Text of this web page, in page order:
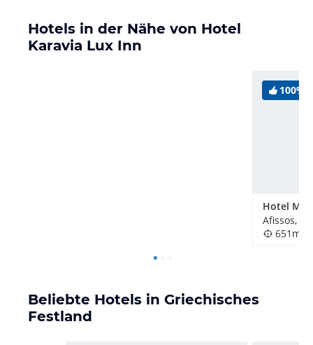
Der Lage mit traumhaftem…
Hotels in der Nähe von Hotel
Karavia Lux Inn
100%
Hotel
Afissos,
651m
Beliebte Hotels in Griechisches
Festland